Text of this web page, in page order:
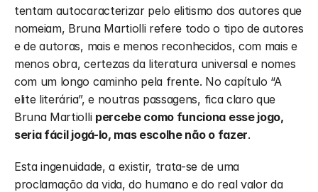
tentam autocaracterizar pelo elitismo dos autores que
nomeiam, Bruna Martiolli refere todo o tipo de autores
e de autoras, mais e menos reconhecidos, com mais e
menos obra, certezas da literatura universal e nomes
com um longo caminho pela frente. No capítulo “A
elite literária”, e noutras passagens, fica claro que
Bruna Martiolli percebe como funciona esse jogo,
seria fácil jogá-lo, mas escolhe não o fazer.
Esta ingenuidade, a existir, trata-se de uma
proclamação da vida, do humano e do real valor da